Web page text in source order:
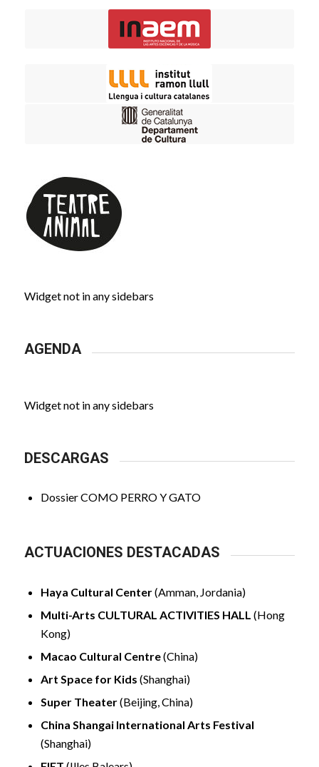
Widget not in any sidebars
AGENDA
Widget not in any sidebars
DESCARGAS
Dossier COMO PERRO Y GATO
ACTUACIONES DESTACADAS
Haya Cultural Center(Amman, Jordania)
Multi-Arts CULTURAL ACTIVITIES HALL (Hong
Kong)
Macao Cultural Centre(China)
Art Space for Kids (Shanghai)
Super Theater(Beijing, China)
China Shangai International Arts Festival
(Shanghai)